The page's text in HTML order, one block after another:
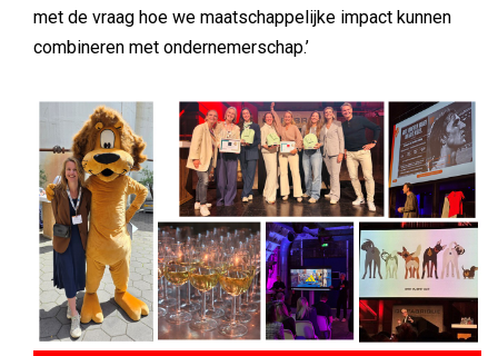
met de vraag hoe we maatschappelijke impact kunnen
combineren met ondernemerschap.’